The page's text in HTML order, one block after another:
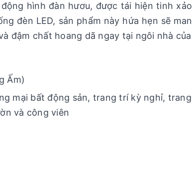
hình đàn hươu, được tái hiện tinh
đèn LED, sản phẩm này hứa hẹn sẽ
đậm chất hoang dã ngay tại ngôi nhà
Ấm)
mại bất động sản, trang trí kỳ nghỉ,
và công viên